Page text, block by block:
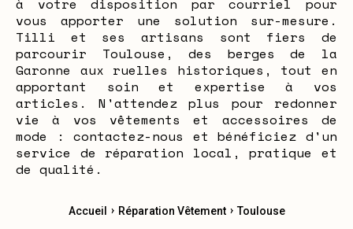
à votre disposition par courriel pour
vous apporter une solution sur-mesure.
Tilli et ses artisans sont fiers de
parcourir Toulouse, des berges de la
Garonne aux ruelles historiques, tout en
apportant soin et expertise à vos
articles. N'attendez plus pour redonner
vie à vos vêtements et accessoires de
mode : contactez-nous et bénéficiez d'un
service de réparation local, pratique et
de qualité.
Accueil › Réparation Vêtement › Toulouse